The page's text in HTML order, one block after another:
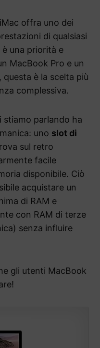
offra uno dei
di qualsiasi
una priorità e
MacBook Pro e un
è la scelta più
complessiva.
stiamo parlando ha
uno slot di
sul retro
facile
disponibile. Ciò
acquistare un
di RAM e
con RAM di terze
senza influire
gli utenti MacBook